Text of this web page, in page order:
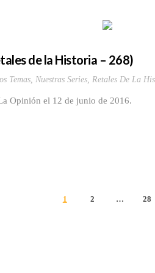
de la Historia – 268)
Temas, Nuestras Series, Retales De La
Opinión el 12 de junio de 2016.
1 2 … 28